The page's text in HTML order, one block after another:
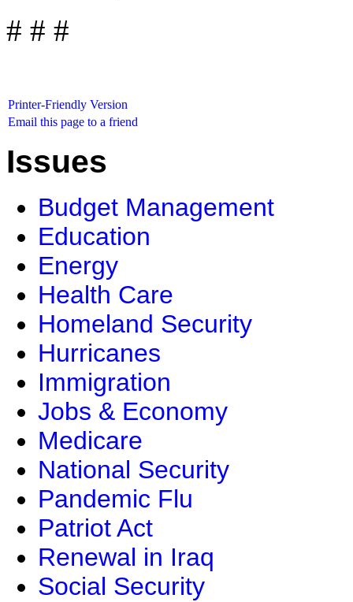
# # #
Printer-Friendly Version
Email this page to a friend
Issues
Budget Management
Education
Energy
Health Care
Homeland Security
Hurricanes
Immigration
Jobs & Economy
Medicare
National Security
Pandemic Flu
Patriot Act
Renewal in Iraq
Social Security